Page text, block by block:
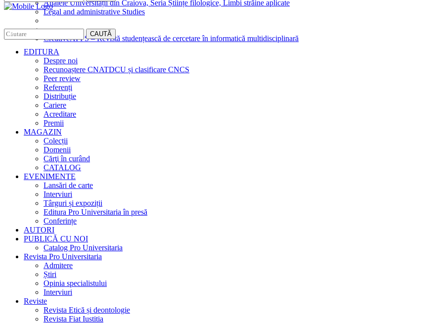
Analele Universității din Craiova, Seria Științe filologice, Limbi străine aplicate
Legal and administrative Studies
CreativeAPPS – Revistă studențească de cercetare în informatică multidisciplinară
CAUTĂ
EDITURA
Despre noi
Recunoaștere CNATDCU și clasificare CNCS
Peer review
Referenți
Distribuție
Cariere
Acreditare
Premii
MAGAZIN
Colecții
Domenii
Cărţi în curând
CATALOG
EVENIMENTE
Lansări de carte
Interviuri
Târguri și expoziții
Editura Pro Universitaria în presă
Conferințe
AUTORI
PUBLICĂ CU NOI
Catalog Pro Universitaria
Revista Pro Universitaria
Admitere
Știri
Opinia specialistului
Interviuri
Reviste
Revista Etică și deontologie
Revista Fiat Iustitia